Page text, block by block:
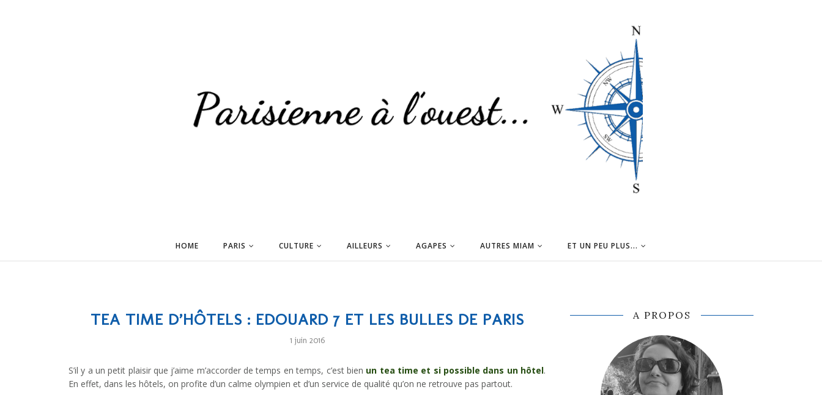
HOME PARIS CULTURE AILLEURS AGAPES AUTRES MIAM ET UN PEU PLUS...
TEA TIME D’HÔTELS : EDOUARD 7 ET LES BULLES DE PARIS
1 juin 2016
S’il y a un petit plaisir que j’aime m’accorder de temps en temps, c’est bien un tea time et si possible dans un hôtel.
En effet, dans les hôtels, on profite d’un calme olympien et d’un service de qualité qu’on ne retrouve pas partout.
A PROPOS